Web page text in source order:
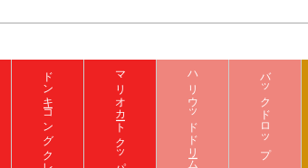
マリオカート クッパの挑戦状 バックドロップ